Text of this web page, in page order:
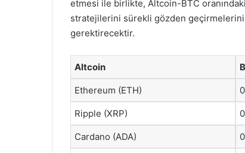
etmesi ile birlikte, Altcoin-BTC oranındaki
stratejilerini sürekli gözden
gerektirecektir.
Altcoin
Ethereum (ETH)
Ripple (XRP)
Cardano (ADA)